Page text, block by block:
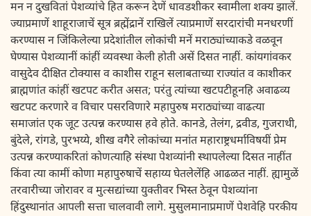
मन न दुखवितां पेशव्यांचे हित करून देणें धावडशीकर स्वामीला शक्य झालें.
ज्याप्रमाणें शाहूराजाचें सूत्र ब्रह्मेंद्रानें राखिलें त्याप्रमाणें सरदारांची मनधरणीं
करण्यास न जिंकिलेल्या प्रदेशांतील लोकांची मनें मराठ्यांच्याकडे वळवून
घेण्यास पेशव्यानीं कांहीं व्यवस्था केली होती असें दिसत नाहीं. कांयगांवकर
वासुदेव दीक्षित टोक्यास व काशीस राहून सलाबताच्या राज्यांत व काशीकर
ब्राह्मणांत कांहीं खटपट करीत असत; परंतु त्यांच्या खटपटीहूनहि अवाढव्य
खटपट करणारे व विचार पसरविणारे महापुरुष मराठ्यांच्या वाढत्या
समाजांत एक जूट उत्पन्न करण्यास हवे होते. कानडे, तेलंग, द्रवीड, गुजराथी,
बुंदेले, रांगडे, पुरभय्ये, शीख वगैरे लोकांच्या मनांत महाराष्ट्रधर्माविषयीं प्रेम
उत्पन्न करण्याकरितां कोणत्याहि संस्था पेशव्यांनी स्थापलेल्या दिसत नाहींत
किंवा त्या कामीं कोणा महापुरुषाचें सहाय्य घेतलेलेंहि आढळत नाहीं. ह्यामुळें
तरवारीच्या जोरावर व मुत्सद्यांच्या युक्तीवर भिस्त ठेवून पेशव्यांना
हिंदुस्थानांत आपली सत्ता चालवावी लागे. मुसुलमानाप्रमाणें पेशवेहि परकीय